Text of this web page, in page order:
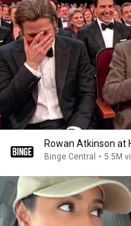
Rowan Atkinson at
Binge Central • 5.5M